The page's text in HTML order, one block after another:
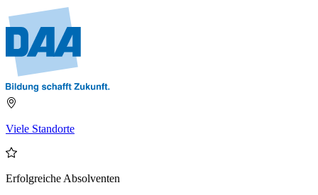
Viele Standorte
Erfolgreiche Absolventen